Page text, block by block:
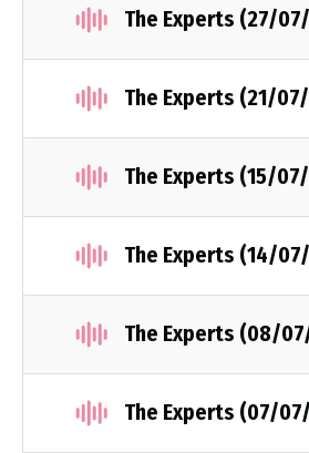
The Experts (27/
The Experts (21/
The Experts (15/
The Experts (14/
The Experts (08/
The Experts (07/